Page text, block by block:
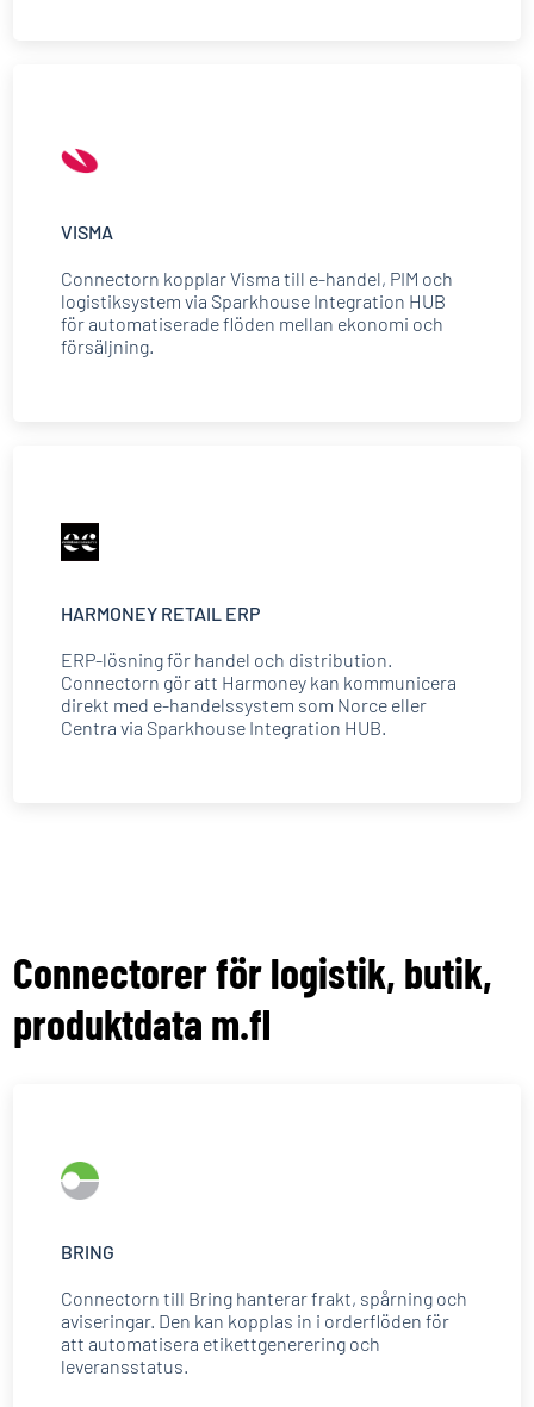
VISMA
Connectorn kopplar Visma till e-handel, PIM och
logistiksystem via Sparkhouse Integration HUB
för automatiserade flöden mellan ekonomi och
försäljning.
HARMONEY RETAIL ERP
ERP-lösning för handel och distribution.
Connectorn gör att Harmoney kan kommunicera
direkt med e-handelssystem som Norce eller
Centra via Sparkhouse Integration HUB.
Connectorer för logistik, butik,
produktdata m.fl
BRING
Connectorn till Bring hanterar frakt, spårning och
aviseringar. Den kan kopplas in i orderflöden för
att automatisera etikettgenerering och
leveransstatus.